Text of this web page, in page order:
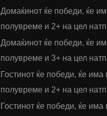
Домаќинот ќе победи, ќе
полувреме и 2+ на цел
Домаќинот ќе победи, ќе
полувреме и 3+ на цел
Гостинот ќе победи, ќе има
полувреме и 2+ на цел
Гостинот ќе победи, ќе има